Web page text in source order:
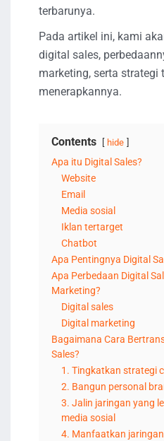
terbarunya.
Pada artikel ini, kami
digital sales,
marketing, serta strategi
menerapkannya.
Contents hide
Apa itu Digital Sales?
Website
Email
Media sosial
Iklan tertarget
Chatbot
Apa Pentingnya Digital
Apa Perbedaan Digital
Marketing?
Digital sales
Digital marketing
Bagaimana Cara
Sales?
1. Tingkatkan strategi
2. Bangun personal
3. Jalin jaringan yang
media sosial
4. Manfaatkan